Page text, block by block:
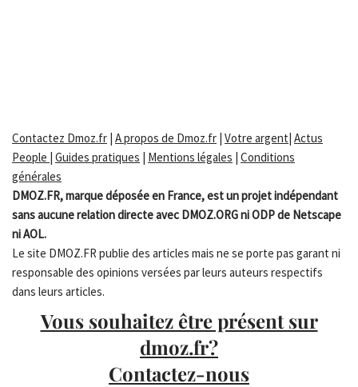
Contactez Dmoz.fr | A propos de Dmoz.fr | Votre argent| Actus
People | Guides pratiques | Mentions légales | Conditions
générales
DMOZ.FR, marque déposée en France, est un projet indépendant
sans aucune relation directe avec DMOZ.ORG ni ODP de Netscape
ni AOL.
Le site DMOZ.FR publie des articles mais ne se porte pas garant ni
responsable des opinions versées par leurs auteurs respectifs
dans leurs articles.
Vous souhaitez être présent sur
dmoz.fr?
Contactez-nous